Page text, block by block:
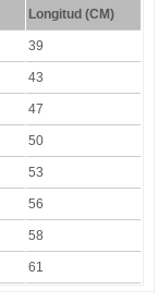
Longitud (CM)
39
43
47
50
53
56
58
61